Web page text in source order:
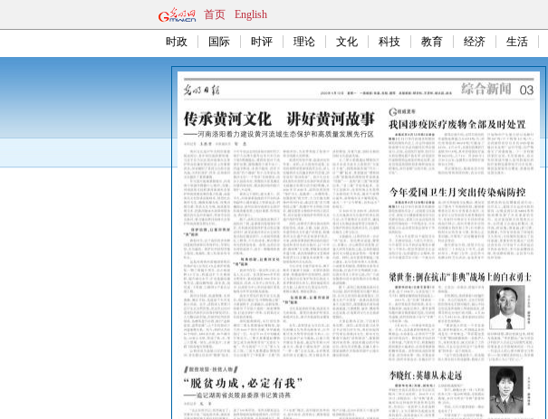
首页 English
时政 国际 时评 理论 文化 科技 教育 经济 生活